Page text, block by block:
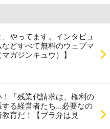
やってます。インタビュ
どすべて無料のウェブマ
ガジンキュウ）】
「残業代請求は、権利の
る経営者たち...必要なの
育だ！【ブラ弁は見